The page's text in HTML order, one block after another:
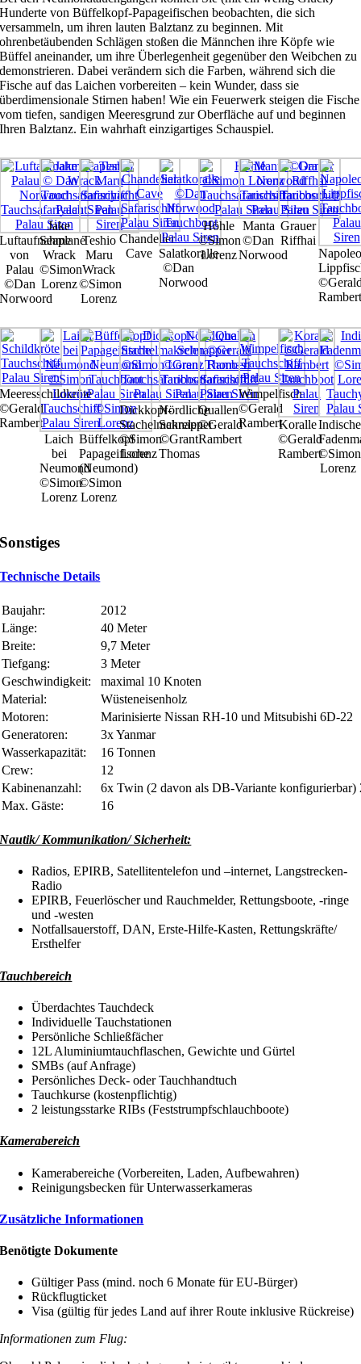
Hunderte von Büffelkopf-Papageifischen beobachten, die sich
versammeln, um ihren lauten Balztanz zu beginnen. Mit
ohrenbetäubenden Schlägen stoßen die Männchen ihre Köpfe wie
Büffel aneinander, um ihre Überlegenheit gegenüber den Weibchen zu
demonstrieren. Dabei verändern sich die Farben, während sich die
Fische auf das Laichen vorbereiten – kein Wunder, dass sie
überdimensionale Stirnen haben! Wie ein Feuerwerk steigen die Fische
vom tiefen, sandigen Meeresgrund zur Oberfläche auf und beginnen
Ihren Balztanz. Ein wahrhaft einzigartiges Schauspiel.
Luftaufnahme
von
Palau
©Dan
Norwoord
Jake
Seaplane
Wrack
©Simon
Lorenz
Teshio
Maru
Wrack
©Simon
Lorenz
Chandelier
Cave Salatkoralle
©Dan
Norwood
Höhle
©Simon
Lorenz
Manta
©Dan
Norwood
Grauer
Riffhai
Rambert
Meeresschildkröte
©Gerald
Rambert
Laich
bei
Neumond
©Simon
Lorenz
Büffelkopf
Papageifische
(Neumond)
©Simon
Lorenz
Dickkopf-
Stachelmakrelen
©Simon
Lorenz
Nördliche
Schnapper
©Grant
Thomas
Quallen
©Gerald
Rambert
Wimpelfisch
©Gerald
RambertKoralle
©Gerald
Rambert
Indische
©Simon
Lorenz
Sonstiges
Technische Details
Baujahr:
2012
Länge:
40 Meter
Breite:
9,7 Meter
Tiefgang:
3 Meter
Geschwindigkeit:
maximal 10 Knoten
Material:
Wüsteneisenholz
Motoren:
Marinisierte Nissan RH-10 und Mitsubishi 6D-22
Generatoren:
3x Yanmar
Wasserkapazität:
16 Tonnen
Crew:
12
Kabinenanzahl:
6x Twin (2 davon als DB-Variante
Max. Gäste:
16
Nautik/ Kommunikation/ Sicherheit:
Radios, EPIRB, Satellitentelefon und –internet, Langstrecken-
Radio
EPIRB, Feuerlöscher und Rauchmelder, Rettungsboote, -ringe
und -westen
Notfallsauerstoff, DAN, Erste-Hilfe-Kasten, Rettungskräfte/
Ersthelfer
Tauchbereich
Überdachtes Tauchdeck
Individuelle Tauchstationen
Persönliche Schließfächer
12L Aluminiumtauchflaschen, Gewichte und Gürtel
SMBs (auf Anfrage)
Persönliches Deck- oder Tauchhandtuch
Tauchkurse (kostenpflichtig)
2 leistungsstarke RIBs (Feststrumpfschlauchboote)
Kamerabereich
Kamerabereiche (Vorbereiten, Laden, Aufbewahren)
Reinigungsbecken für Unterwasserkameras
Zusätzliche Informationen
Benötigte Dokumente
Gültiger Pass (mind. noch 6 Monate für EU-Bürger)
Rückflugticket
Visa (gültig für jedes Land auf ihrer Route inklusive Rückreise)
Informationen zum Flug: